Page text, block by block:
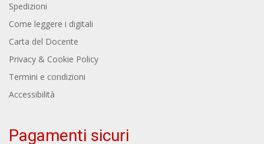
Spedizioni
Come leggere i digitali
Carta del Docente
Privacy & Cookie Policy
Termini e condizioni
Accessibilità
Pagamenti sicuri